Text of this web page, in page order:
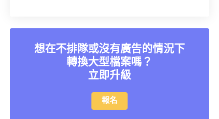
想在不排隊或沒有廣告的情況下
轉換大型檔案嗎？
立即升級
報名